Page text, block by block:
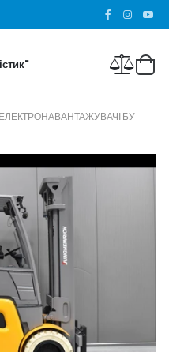
ЕЛЕКТРОНАВАНТАЖУВАЧІ БУ